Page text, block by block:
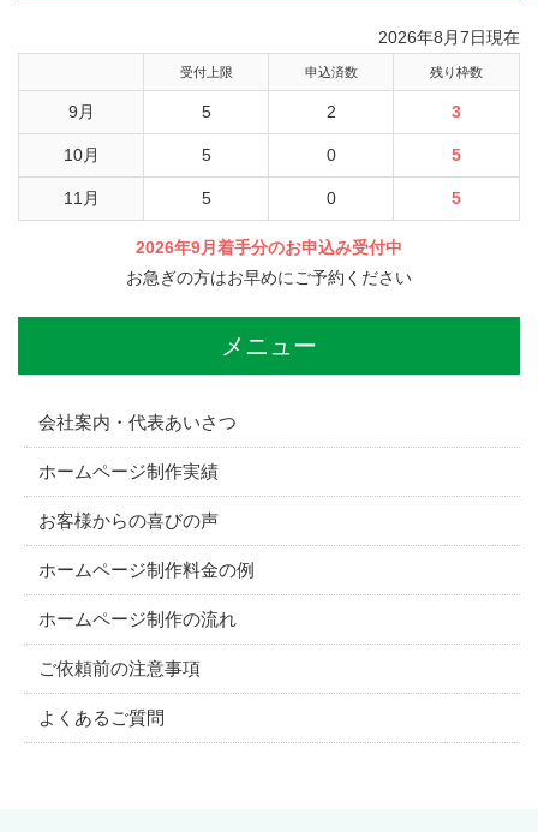
2026年8月7日現在
受付上限 申込済数 残り枠数
9月 5 2 3
10月 5 0 5
11月 5 0 5
2026年9月着手分のお申込み受付中
お急ぎの方はお早めにご予約ください
メニュー
会社案内・代表あいさつ
ホームページ制作実績
お客様からの喜びの声
ホームページ制作料金の例
ホームページ制作の流れ
ご依頼前の注意事項
よくあるご質問